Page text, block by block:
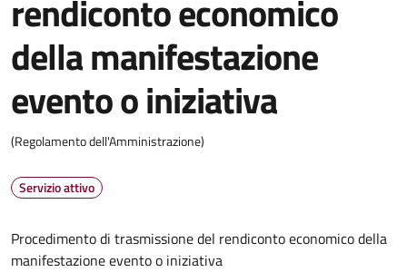
rendiconto economico
della manifestazione
evento o iniziativa
(Regolamento dell'Amministrazione)
Servizio attivo
Procedimento di trasmissione del rendiconto economico della
manifestazione evento o iniziativa